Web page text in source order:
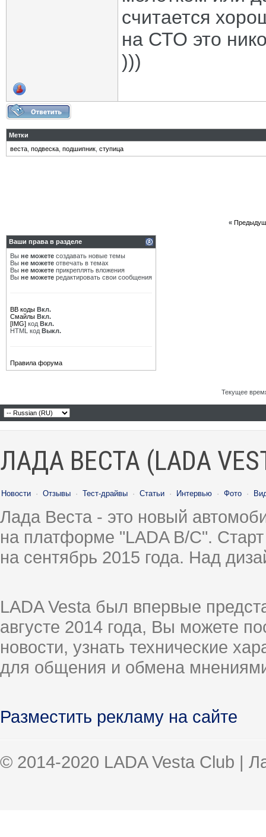
считается
на СТО это
)))
Метки
веста подвеска подшипник ступица
«
Ваши права в разделе
Вы не можете создавать новые темы
Вы не можете отвечать в темах
Вы не можете прикреплять вложения
Вы не можете редактировать свои сообщения
BB коды Вкл.
Смайлы Вкл.
[IMG] код Вкл.
HTML код Выкл.
Правила форума
Текущее
ЛАДА ВЕСТА (LADA
Новости · Отзывы · Тест-драйвы · Статьи · Интервью · Фото ·
Лада Веста - это новый
на платформе "LADA B/C".
на сентябрь 2015 года. Над
LADA Vesta был впервые
августе 2014 года, Вы можете
новости, узнать технические
для общения и обмена
Разместить рекламу на сайте
© 2014-2020 LADA Vesta Club |